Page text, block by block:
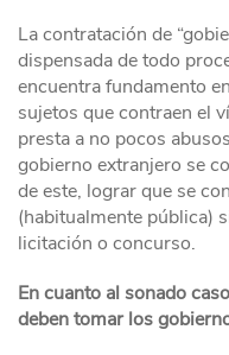
La contratación de
dispensada de todo
encuentra fundamento
sujetos que contraen el
presta a no pocos
gobierno extranjero se
de este, lograr que se
(habitualmente pública)
licitación o concurso.
En cuanto al sonado
deben tomar los